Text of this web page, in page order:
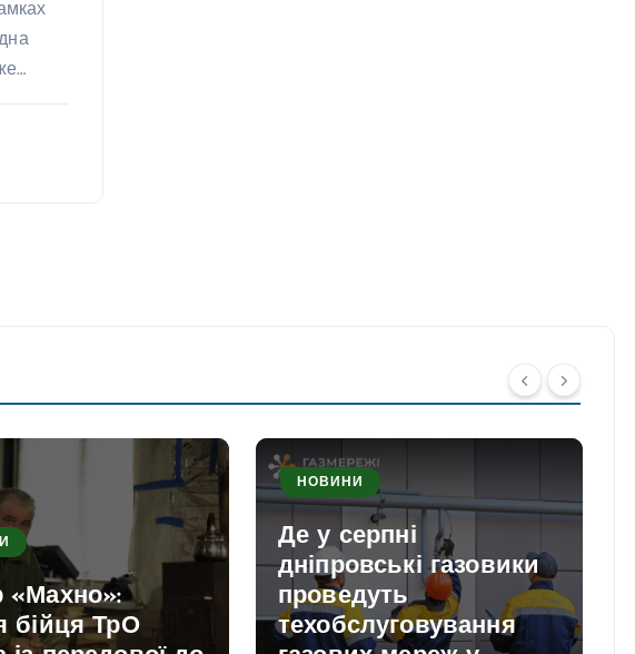
«Махно»:
бійця ТрО
НОВИНИ
Де у серпні
дніпровські газовики
проведуть
техобслуговування